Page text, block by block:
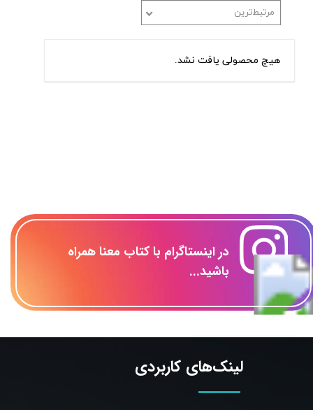
مرتبط‌ترین
هیچ محصولی یافت نشد.
​در اینستاگرام با کتاب معنا همراه
باشید...
لینک‌های کاربردی